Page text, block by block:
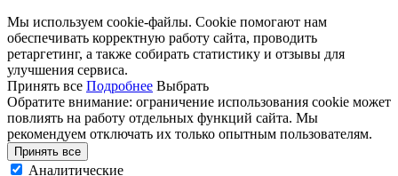
Мы используем cookie-файлы. Cookie помогают нам
обеспечивать корректную работу сайта, проводить
ретаргетинг, а также собирать статистику и отзывы для
улучшения сервиса.
Принять все Подробнее Выбрать
Обратите внимание: ограничение использования cookie может
повлиять на работу отдельных функций сайта. Мы
рекомендуем отключать их только опытным пользователям.
Принять все
Аналитические